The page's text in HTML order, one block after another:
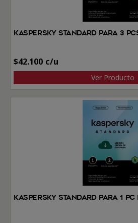
Kaspersky Standard Para 3
$42.100
Ver Producto
Kaspersky Standard Para 1